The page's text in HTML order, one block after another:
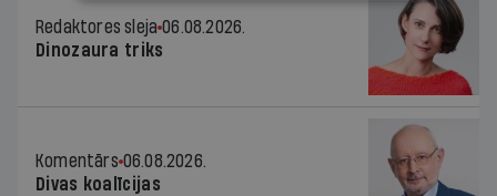
Redaktores sleja 06.08.2026.
Dinozaura triks
Komentārs 06.08.2026.
Divas koalīcijas